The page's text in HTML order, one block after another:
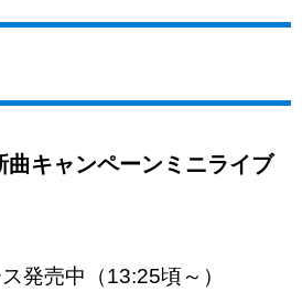
曲キャンペーンミニライブ
発売中（13:25頃～）